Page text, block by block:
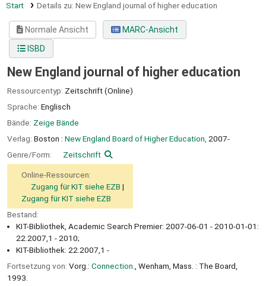
Start Details zu: New England journal of higher education
Normale Ansicht
MARC-Ansicht
ISBD
New England journal of higher education
Ressourcentyp: Zeitschrift (Online)
Sprache: Englisch
Bände: Zeige Bände
Verlag: Boston : New England Board of Higher Education, 2007-
Genre/Form:
Zeitschrift
Online-Ressourcen:
Zugang für KIT siehe EZB
Zugang für KIT siehe EZB
Bestand:
KIT-Bibliothek, Academic Search Premier: 2007-06-01 - 2010-01-01:
22.2007,1 - 2010;
KIT-Bibliothek: 22.2007,1 -
Fortsetzung von: Vorg.: Connection.
, Wenham, Mass. : The Board,
1993.